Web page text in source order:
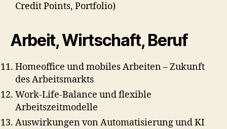
Credit Points, Portfolio)
Arbeit, Wirtschaft, Beruf
Homeoffice und mobiles Arbeiten – Zukunft
des Arbeitsmarkts
Work‑Life‑Balance und flexible
Arbeitszeitmodelle
Auswirkungen von Automatisierung und KI